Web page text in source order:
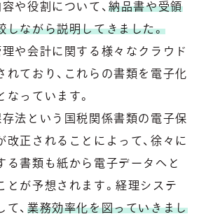
や役割について、納品書や受領
しながら説明してきました。
理や会計に関する様々なクラウド
れており、これらの書類を電子化
っています。
存法という国税関係書類の電子保
改正されることによって、徐々に
る書類も紙から電子データへと
とが予想されます。経理システ
、 業務効率化を図っていきまし